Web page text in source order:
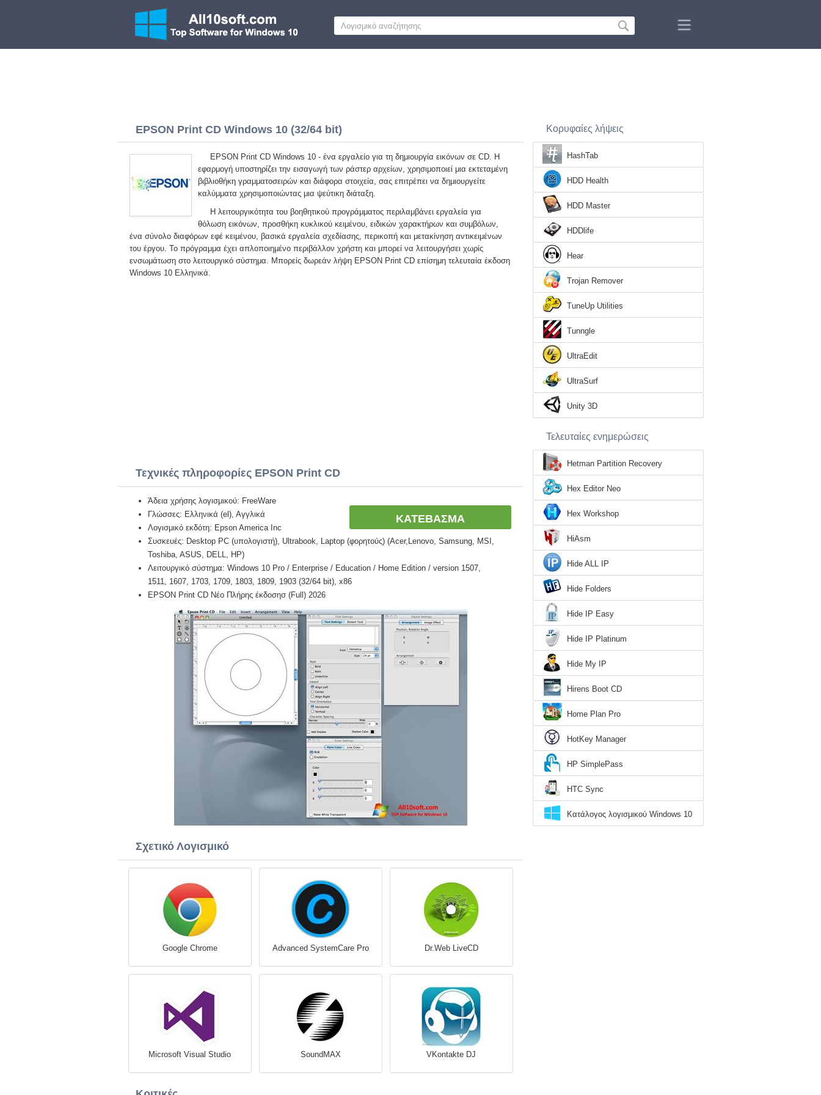
EPSON Print CD Windows 10 (32/64 bit)
EPSON Print CD Windows 10 - ένα εργαλείο για τη δημιουργία εικόνων σε CD. Η
εφαρμογή υποστηρίζει την εισαγωγή των ράστερ αρχείων, χρησιμοποιεί μια εκτεταμένη
βιβλιοθήκη γραμματοσειρών και διάφορα στοιχεία, σας επιτρέπει να δημιουργείτε
καλύμματα χρησιμοποιώντας μια ψεύτικη διάταξη.
Η λειτουργικότητα του βοηθητικού προγράμματος περιλαμβάνει εργαλεία για
θόλωση εικόνων, προσθήκη κυκλικού κειμένου, ειδικών χαρακτήρων και συμβόλων,
ένα σύνολο διαφόρων εφέ κειμένου, βασικά εργαλεία σχεδίασης, περικοπή και μετακίνηση αντικειμένων
του έργου. Το πρόγραμμα έχει απλοποιημένο περιβάλλον χρήστη και μπορεί να λειτουργήσει χωρίς
ενσωμάτωση στο λειτουργικό σύστημα. Μπορείς δωρεάν λήψη EPSON Print CD επίσημη τελευταία έκδοση
Windows 10 Ελληνικά.
Τεχνικές πληροφορίες EPSON Print CD
ΚΑΤΕΒΑΣΜΑ
Άδεια χρήσης λογισμικού: FreeWare
Γλώσσες: Ελληνικά (el), Αγγλικά
Λογισμικό εκδότη: Epson America Inc
Συσκευές: Desktop PC (υπολογιστή), Ultrabook, Laptop (φορητούς) (Acer,Lenovo, Samsung, MSI,
Toshiba, ASUS, DELL, HP)
Λειτουργικό σύστημα: Windows 10 Pro / Enterprise / Education / Home Edition / version 1507,
1511, 1607, 1703, 1709, 1803, 1809, 1903 (32/64 bit), x86
EPSON Print CD Νέο Πλήρης έκδοσησ (Full) 2026
Σχετικό Λογισμικό
Google Chrome Advanced SystemCare Pro Dr.Web LiveCD
Microsoft Visual Studio SoundMAX VKontakte DJ
Κορυφαίες λήψεις
HashTab
HDD Health
HDD Master
HDDlife
Hear
Trojan Remover
TuneUp Utilities
Tunngle
UltraEdit
UltraSurf
Unity 3D
Τελευταίες ενημερώσεις
Hetman Partition Recovery
Hex Editor Neo
Hex Workshop
HiAsm
Hide ALL IP
Hide Folders
Hide IP Easy
Hide IP Platinum
Hide My IP
Hirens Boot CD
Home Plan Pro
HotKey Manager
HP SimplePass
HTC Sync
Κατάλογος λογισμικού Windows 10